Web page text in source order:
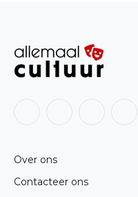
Over ons
Contacteer ons